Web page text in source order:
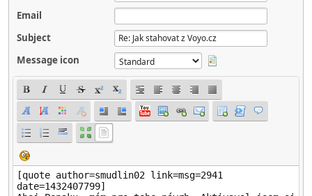
Email
Subject
Message icon